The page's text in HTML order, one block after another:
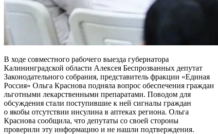
В ходе совместного рабочего выезда губернатора
Калининградской области Алексея Беспрозванных депутат
Законодательного собрания, представитель фракции «Единая
Россия» Ольга Краснова подняла вопрос обеспечения граждан
льготными лекарственными препаратами. Поводом для
обсуждения стали поступившие к ней сигналы граждан
о якобы отсутствии инсулина в аптеках региона. Ольга
Краснова сообщила, что депутаты со своей стороны
проверили эту информацию и не нашли подтверждения.